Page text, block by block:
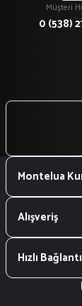
Müşteri
0 (538)
Montelua
Alışveriş
Hızlı